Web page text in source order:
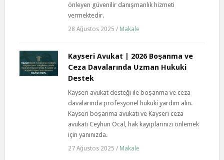
önleyen güvenilir danışmanlık hizmeti
vermektedir.
28 Ağustos 2025 / Makale
Kayseri Avukat | 2026 Boşanma ve
Ceza Davalarında Uzman Hukuki
Destek
Kayseri avukat desteği ile boşanma ve ceza
davalarında profesyonel hukuki yardım alın.
Kayseri boşanma avukatı ve Kayseri ceza
avukatı Ceyhun Öcal, hak kayıplarınızı önlemek
için yanınızda.
27 Ağustos 2025 / Makale